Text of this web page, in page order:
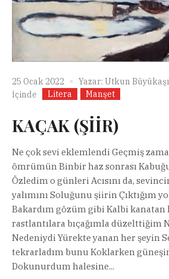
25 Ocak 2022 Yazar: Utkun
İçinde
Litera Manşet
KAÇAK (ŞİİR)
Ne çok sevi eklemlendi Geçmiş
ömrümün Binbir haz sonrası
Özledim o günleri Acısını da,
yalımını Soluğunu şiirin Çıktığım
Bakardım gözüm gibi Kalbi kanatan
rastlantılara bıçağımla düzelttiğim
Nedeniydi Yürekte yanan her şeyin
tekrarladım bunu Koklarken
Dokunurdum halesine...